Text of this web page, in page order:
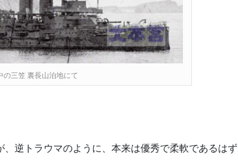
の三笠 裏長山泊地にて
逆トラウマのように、本来は優秀で柔軟であるはず